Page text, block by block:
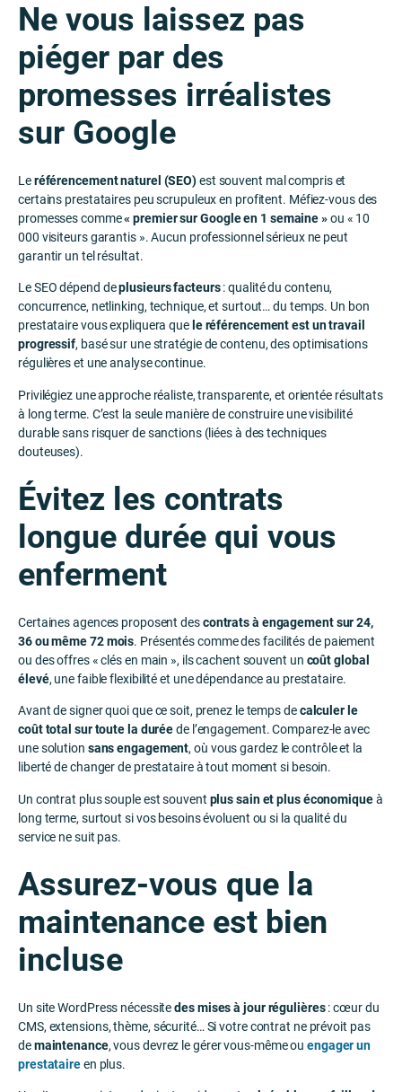
Ne vous laissez pas
piéger par des
promesses irréalistes
sur Google
Leréférencement naturel (SEO)est souvent mal compris et
certains prestataires peu scrupuleux en profitent. Méfiez-vous des
promesses comme« premier sur Google en 1 semaine »ou « 10
000 visiteurs garantis ». Aucun professionnel sérieux ne peut
garantir un tel résultat.
Le SEO dépend deplusieurs facteurs: qualité du contenu,
concurrence, netlinking, technique, et surtout… du temps. Un bon
prestataire vous expliquera quele référencement est un travail
progressif, basé sur une stratégie de contenu, des optimisations
régulières et une analyse continue.
Privilégiez une approche réaliste, transparente, et orientée résultats
à long terme. C’est la seule manière de construire une visibilité
durable sans risquer de sanctions (liées à des techniques
douteuses).
Évitez les contrats
longue durée qui vous
enferment
Certaines agences proposent descontrats à engagement sur 24,
36 ou même 72 mois. Présentés comme des facilités de paiement
ou des offres « clés en main », ils cachent souvent un coût global
élevé, une faible flexibilité et une dépendance au prestataire.
Avant de signer quoi que ce soit, prenez le temps decalculer le
coût total sur toute la duréede l’engagement. Comparez-le avec
une solution sans engagement, où vous gardez le contrôle et la
liberté de changer de prestataire à tout moment si besoin.
Un contrat plus souple est souvent plus sain et plus économiqueà
long terme, surtout si vos besoins évoluent ou si la qualité du
service ne suit pas.
Assurez-vous que la
maintenance est bien
incluse
Un site WordPress nécessitedes mises à jour régulières: cœur du
CMS, extensions, thème, sécurité… Si votre contrat ne prévoit pas
demaintenance, vous devrez le gérer vous-même ouengager un
prestataireen plus.